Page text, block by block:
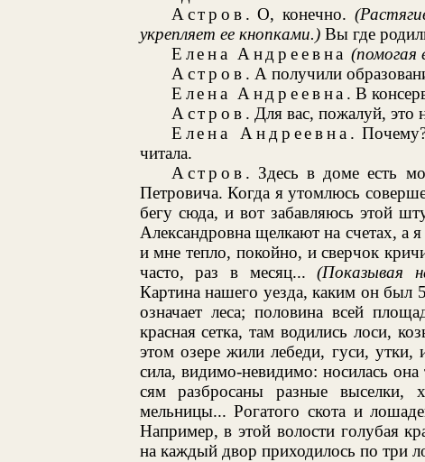
Астров . О, конечно.
укрепляет ее кнопками.)Вы где
Елена Андреевна (помогая
Астров . А получили
Елена Андреевна . В
Астров . Для вас, пожалуй, это
Елена Андреевна .
читала.
Астров . Здесь в доме есть
Петровича. Когда я утомлюсь
бегу сюда, и вот забавляюсь этой
Александровна щелкают на счетах,
и мне тепло, покойно, и сверчок
часто, раз в месяц...(Показывая
Картина нашего уезда, каким он был
означает леса; половина всей
красная сетка, там водились лоси,
этом озере жили лебеди, гуси, утки,
сила, видимо-невидимо: носилась
сям разбросаны разные выселки,
мельницы... Рогатого скота и
Например, в этой волости голубая
на каждый двор приходилось по три